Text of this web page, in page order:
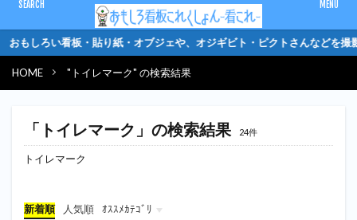
もしろい看板・貼り紙・オブジェや、オジギビ
HOME "トイレマーク" の検索結果
「トイレマーク」の検索結果 24件
トイレマーク
新着順 人気順 ｵｽｽﾒｶﾃｺﾞﾘ
CLOSE
キーワード
ピクトさん 単管バリケード クソキャラ
オジギビト